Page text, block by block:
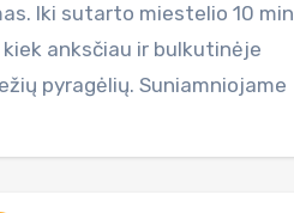
Iki sutarto miestelio 10 min
anksčiau ir bulkutinėje
pyragėlių. Suniamniojame